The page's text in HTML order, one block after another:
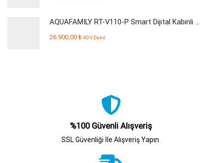
AQUAFAMILY RT-V110-P Smart Dijital Kabinli Pompalı Su Arıtma Cihazı
26.900,00 ₺ KDV Dahil
%100 Güvenli Alışveriş
SSL Güvenliği İle Alışveriş Yapın.